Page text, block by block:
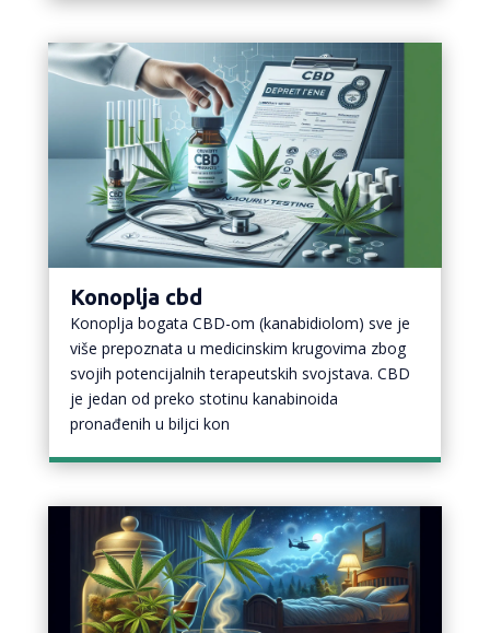
Konoplja cbd
Konoplja bogata CBD-om (kanabidiolom) sve je
više prepoznata u medicinskim krugovima zbog
svojih potencijalnih terapeutskih svojstava. CBD
je jedan od preko stotinu kanabinoida
pronađenih u biljci kon